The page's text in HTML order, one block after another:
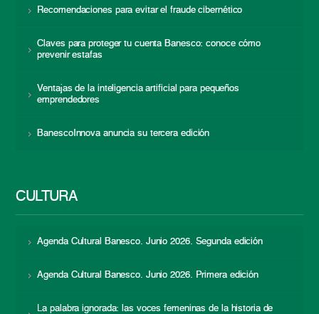
Recomendaciones para evitar el fraude cibernético
Claves para proteger tu cuenta Banesco: conoce cómo
prevenir estafas
Ventajas de la inteligencia artificial para pequeños
emprendedores
BanescoInnova anuncia su tercera edición
CULTURA
Agenda Cultural Banesco. Junio 2026. Segunda edición
Agenda Cultural Banesco. Junio 2026. Primera edición
La palabra ignorada: las voces femeninas de la historia de